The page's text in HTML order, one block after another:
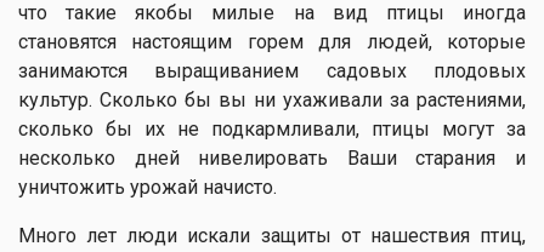
что такие якобы милые на вид птицы иногда
становятся настоящим горем для людей, которые
занимаются выращиванием садовых плодовых
культур. Сколько бы вы ни ухаживали за растениями,
сколько бы их не подкармливали, птицы могут за
несколько дней нивелировать Ваши старания и
уничтожить урожай начисто.
Много лет люди искали защиты от нашествия птиц,